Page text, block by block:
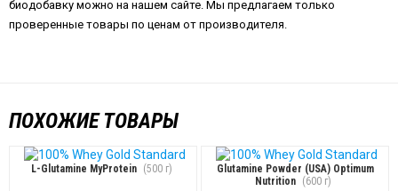
биодобавку можно на нашем сайте. Мы предлагаем только
проверенные товары по ценам от производителя.
ПОХОЖИЕ ТОВАРЫ
L-Glutamine MyProtein (500 г)
Glutamine Powder (USA) Optimum
Nutrition (600 г)